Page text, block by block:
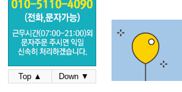
Top ▲ Down ▼